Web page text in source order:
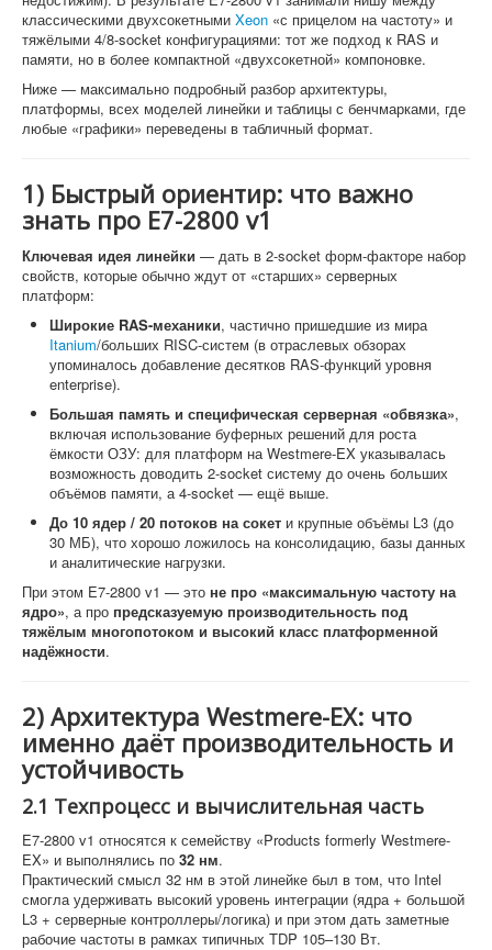
классическими двухсокетными Xeon «с прицелом на частоту» и
тяжёлыми 4/8-socket конфигурациями: тот же подход к RAS и
памяти, но в более компактной «двухсокетной» компоновке.
Ниже — максимально подробный разбор архитектуры,
платформы, всех моделей линейки и таблицы с бенчмарками, где
любые «графики» переведены в табличный формат.
1) Быстрый ориентир: что важно
знать про E7-2800 v1
Ключевая идея линейки — дать в 2-socket форм-факторе набор
свойств, которые обычно ждут от «старших» серверных
платформ:
Широкие RAS-механики, частично пришедшие из мира
Itanium/больших RISC-систем (в отраслевых обзорах
упоминалось добавление десятков RAS-функций уровня
enterprise).
Большая память и специфическая серверная «обвязка»,
включая использование буферных решений для роста
ёмкости ОЗУ: для платформ на Westmere-EX указывалась
возможность доводить 2-socket систему до очень больших
объёмов памяти, а 4-socket — ещё выше.
До 10 ядер / 20 потоков на сокет и крупные объёмы L3 (до
30 МБ), что хорошо ложилось на консолидацию, базы данных
и аналитические нагрузки.
При этом E7-2800 v1 — это не про «максимальную частоту на
ядро», а про предсказуемую производительность под
тяжёлым многопотоком и высокий класс платформенной
надёжности.
2) Архитектура Westmere-EX: что
именно даёт производительность и
устойчивость
2.1 Техпроцесс и вычислительная часть
E7-2800 v1 относятся к семейству «Products formerly Westmere-
EX» и выполнялись по 32 нм.
Практический смысл 32 нм в этой линейке был в том, что Intel
смогла удерживать высокий уровень интеграции (ядра + большой
L3 + серверные контроллеры/логика) и при этом дать заметные
рабочие частоты в рамках типичных TDP 105–130 Вт.